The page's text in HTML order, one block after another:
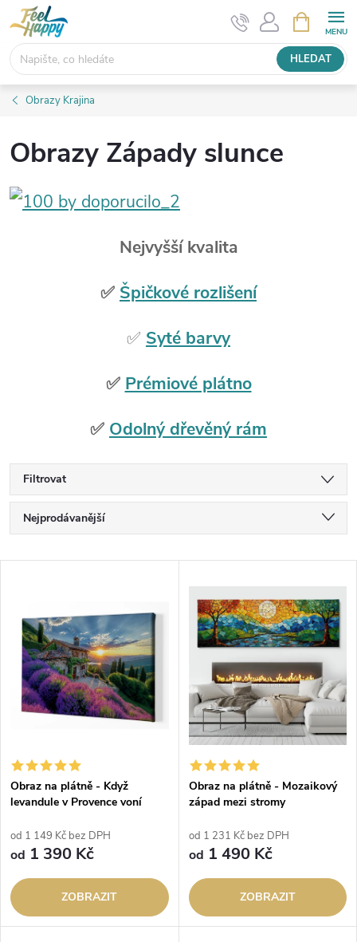
Přejít
na
obsah
HLEDAT
NÁKUPNÍ
KOŠÍK
Obrazy Krajina
Obrazy Západy slunce
Nejvyšší kvalita
✅ Špičkové rozlišení
✅ Syté barvy
✅ Prémiové plátno
✅ Odolný dřevěný rám
Filtrovat
Ř
a
e
n
p
r
o
d
u
Nejprodávanější
Abecedně
ý
p
p
r
o
d
Obraz na plátně - Když
levandule v Provence voní
od 1 149 Kč bez DPH
od 1 390 Kč
ZOBRAZIT
Obraz na plátně - Mozaikový
západ mezi stromy
od 1 231 Kč bez DPH
od 1 490 Kč
ZOBRAZIT